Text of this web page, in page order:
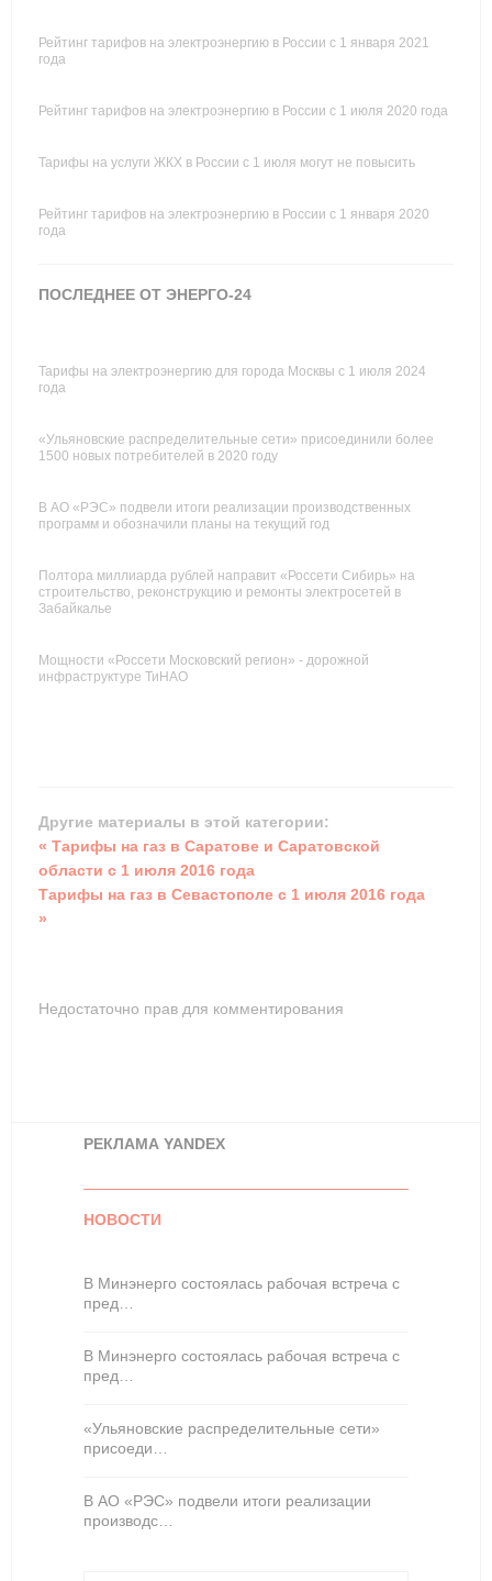
Рейтинг тарифов на электроэнергию в России с 1 января 2021
года
Рейтинг тарифов на электроэнергию в России с 1 июля 2020 года
Тарифы на услуги ЖКХ в России с 1 июля могут не повысить
Рейтинг тарифов на электроэнергию в России с 1 января 2020
года
ПОСЛЕДНЕЕ ОТ ЭНЕРГО-24
Тарифы на электроэнергию для города Москвы с 1 июля 2024
года
«Ульяновские распределительные сети» присоединили более
1500 новых потребителей в 2020 году
В АО «РЭС» подвели итоги реализации производственных
программ и обозначили планы на текущий год
Полтора миллиарда рублей направит «Россети Сибирь» на
строительство, реконструкцию и ремонты электросетей в
Забайкалье
Мощности «Россети Московский регион» - дорожной
инфраструктуре ТиНАО
Другие материалы в этой категории:
« Тарифы на газ в Саратове и Саратовской
области с 1 июля 2016 года
Тарифы на газ в Севастополе с 1 июля 2016 года
»
Недостаточно прав для комментирования
РЕКЛАМА YANDEX
НОВОСТИ
В Минэнерго состоялась рабочая встреча с
пред…
В Минэнерго состоялась рабочая встреча с
пред…
«Ульяновские распределительные сети»
присоеди…
В АО «РЭС» подвели итоги реализации
производс…